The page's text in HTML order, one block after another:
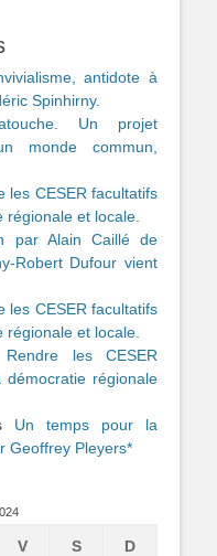
antidote à
Spinhirny.
Un projet
monde commun,
les CESER facultatifs
et locale.
par Alain Caillé de
Robert Dufour vient
les CESER facultatifs
et locale.
Rendre les CESER
régionale
Un temps pour la
Geoffrey Pleyers*
V S D